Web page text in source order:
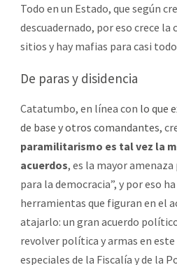
Todo en un Estado, que según
descuadernado, por eso crece
sitios y hay mafias para casi
De paras y disidencia
Catatumbo, en línea con lo que
de base y otros comandantes,
paramilitarismo es tal vez la
acuerdos, es la mayor
para la democracia”, y por eso
herramientas que figuran en el
atajarlo: un gran acuerdo
revolver política y armas en este
especiales de la Fiscalía y de la